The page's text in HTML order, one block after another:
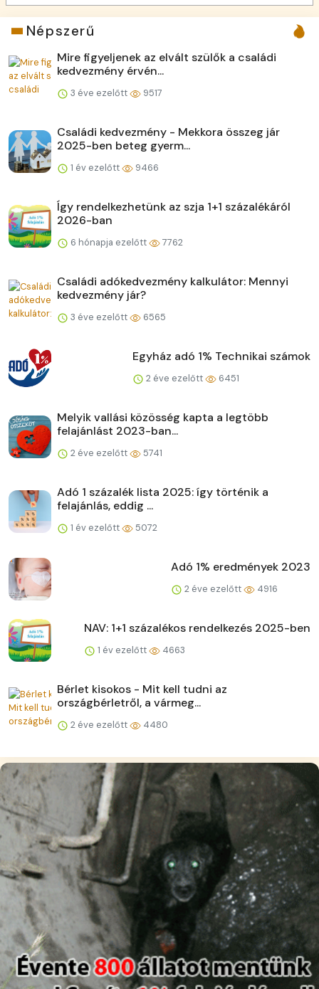
Népszerű
Mire figyeljenek az elvált szülők a családi
kedvezmény érvén...
3 éve ezelőtt 9517
Családi kedvezmény - Mekkora összeg jár
2025-ben beteg gyerm...
1 év ezelőtt 9466
Így rendelkezhetünk az szja 1+1 százalékáról
2026-ban
6 hónapja ezelőtt 7762
Családi adókedvezmény kalkulátor: Mennyi
kedvezmény jár?
3 éve ezelőtt 6565
Egyház adó 1% Technikai számok
2 éve ezelőtt 6451
Melyik vallási közösség kapta a legtöbb
felajánlást 2023-ban...
2 éve ezelőtt 5741
Adó 1 százalék lista 2025: így történik a
felajánlás, eddig ...
1 év ezelőtt 5072
Adó 1% eredmények 2023
2 éve ezelőtt 4916
NAV: 1+1 százalékos rendelkezés 2025-ben
1 év ezelőtt 4663
Bérlet kisokos - Mit kell tudni az
országbérletről, a vármeg...
2 éve ezelőtt 4480